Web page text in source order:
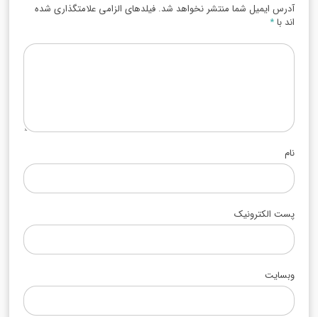
آدرس ایمیل شما منتشر نخواهد شد. فیلدهای الزامی علامتگذاری شده
اند با*
نام
پست الکترونیک
وبسایت